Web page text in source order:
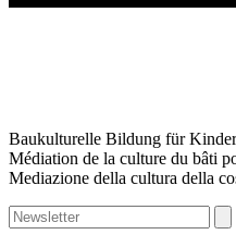
Baukulturelle Bildung für
Médiation de la culture du bâti
Mediazione della cultura della